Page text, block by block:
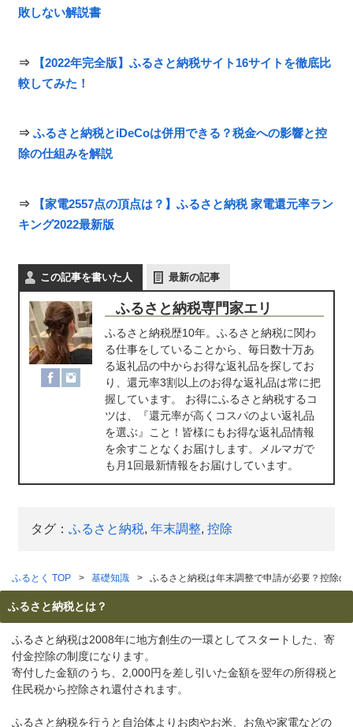
敗しない解説書
⇒
【2022年完全版】ふるさと納税サイト16サイトを徹底比
較してみた！
⇒ ふるさと納税とiDeCoは併用できる？税金への影響と控
除の仕組みを解説
⇒
【家電2557点の頂点は？】ふるさと納税 家電還元率ラン
キング2022最新版
この記事を書いた人 最新の記事
ふるさと納税専門家エリ
ふるさと納税歴10年。ふるさと納税に関わ
る仕事をしていることから、毎日数十万あ
る返礼品の中からお得な返礼品を探してお
り、還元率3割以上のお得な返礼品は常に把
握しています。 お得にふるさと納税するコ
ツは、『還元率が高くコスパのよい返礼品
を選ぶ』こと！皆様にもお得な返礼品情報
を余すことなくお届けします。メルマガで
も月1回最新情報をお届けしています。
タグ： ふるさと納税, 年末調整, 控除
ふるとく TOP 基礎知識 ふるさと納税は年末調整で申請が必要？控除の
ふるさと納税とは？
ふるさと納税は2008年に地方創生の一環としてスタートした、寄
付金控除の制度になります。
寄付した金額のうち、2,000円を差し引いた金額を翌年の所得税と
住民税から控除され還付されます。
ふるさと納税を行うと自治体よりお肉やお米、お魚や家電などの